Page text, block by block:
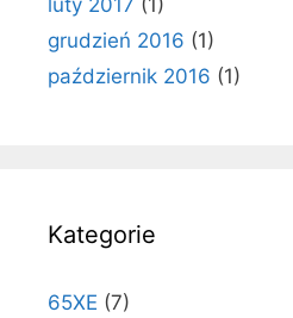
grudzień 2016 (1)
październik 2016 (1)
Kategorie
65XE (7)